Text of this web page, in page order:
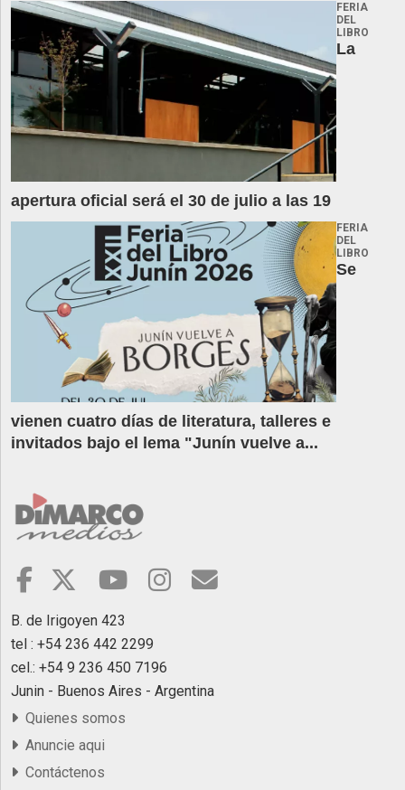
FERIA
DEL
LIBRO
La
apertura oficial será el 30 de julio a las 19
FERIA
DEL
LIBRO
Se
vienen cuatro días de literatura, talleres e
invitados bajo el lema "Junín vuelve a...
B. de Irigoyen 423
tel : +54 236 442 2299
cel.: +54 9 236 450 7196
Junin - Buenos Aires - Argentina
Quienes somos
Anuncie aqui
Contáctenos